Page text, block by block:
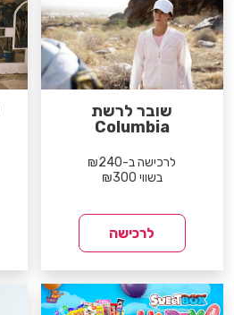
שובר לרשת
Columbia
לרכישה ב-₪240
בשווי ₪300
לרכישה